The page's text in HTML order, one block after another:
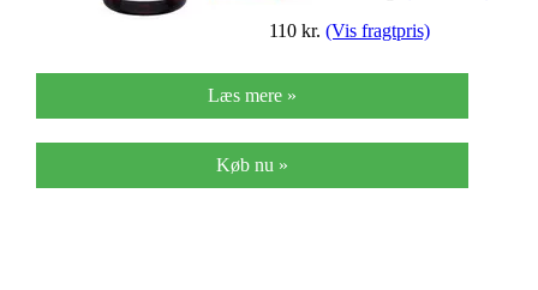
110 kr. (Vis fragtpris)
Læs mere »
Køb nu »